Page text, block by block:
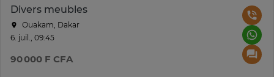
Divers meubles
Ouakam, Dakar
6. juil., 09:45
90 000 F CFA